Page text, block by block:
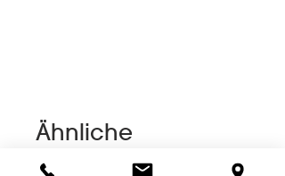
Ähnliche
Produkte